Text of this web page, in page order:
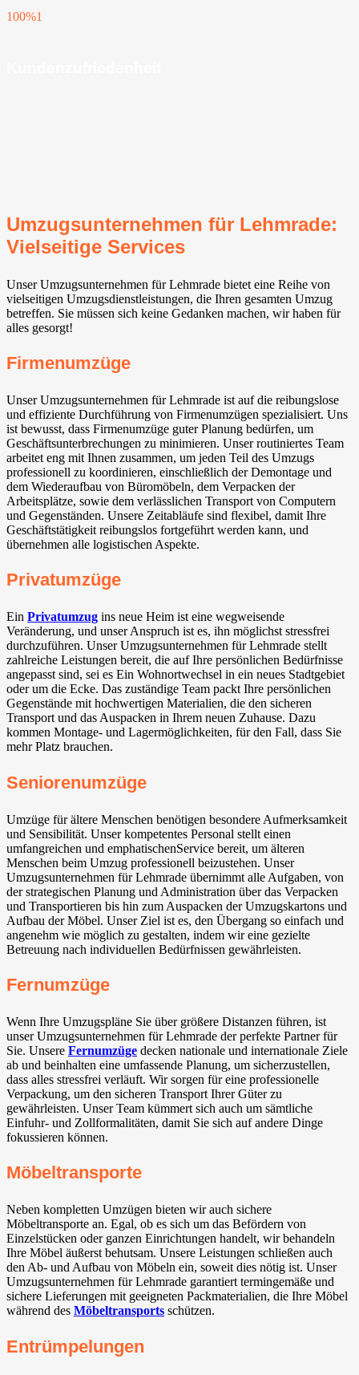
100%1
Umzugsunternehmen für Lehmrade:
Vielseitige Services
Unser Umzugsunternehmen für Lehmrade bietet eine Reihe von
vielseitigen Umzugsdienstleistungen, die Ihren gesamten Umzug
betreffen. Sie müssen sich keine Gedanken machen, wir haben für
alles gesorgt!
Firmenumzüge
Unser Umzugsunternehmen für Lehmrade ist auf die reibungslose
und effiziente Durchführung von Firmenumzügen spezialisiert. Uns
ist bewusst, dass Firmenumzüge guter Planung bedürfen, um
Geschäftsunterbrechungen zu minimieren. Unser routiniertes Team
arbeitet eng mit Ihnen zusammen, um jeden Teil des Umzugs
professionell zu koordinieren, einschließlich der Demontage und
dem Wiederaufbau von Büromöbeln, dem Verpacken der
Arbeitsplätze, sowie dem verlässlichen Transport von Computern
und Gegenständen. Unsere Zeitabläufe sind flexibel, damit Ihre
Geschäftstätigkeit reibungslos fortgeführt werden kann, und
übernehmen alle logistischen Aspekte.
Privatumzüge
Ein Privatumzug ins neue Heim ist eine wegweisende
Veränderung, und unser Anspruch ist es, ihn möglichst stressfrei
durchzuführen. Unser Umzugsunternehmen für Lehmrade stellt
zahlreiche Leistungen bereit, die auf Ihre persönlichen Bedürfnisse
angepasst sind, sei es Ein Wohnortwechsel in ein neues Stadtgebiet
oder um die Ecke. Das zuständige Team packt Ihre persönlichen
Gegenstände mit hochwertigen Materialien, die den sicheren
Transport und das Auspacken in Ihrem neuen Zuhause. Dazu
kommen Montage- und Lagermöglichkeiten, für den Fall, dass Sie
mehr Platz brauchen.
Seniorenumzüge
Umzüge für ältere Menschen benötigen besondere Aufmerksamkeit
und Sensibilität. Unser kompetentes Personal stellt einen
umfangreichen und emphatischenService bereit, um älteren
Menschen beim Umzug professionell beizustehen. Unser
Umzugsunternehmen für Lehmrade übernimmt alle Aufgaben, von
der strategischen Planung und Administration über das Verpacken
und Transportieren bis hin zum Auspacken der Umzugskartons und
Aufbau der Möbel. Unser Ziel ist es, den Übergang so einfach und
angenehm wie möglich zu gestalten, indem wir eine gezielte
Betreuung nach individuellen Bedürfnissen gewährleisten.
Fernumzüge
Wenn Ihre Umzugspläne Sie über größere Distanzen führen, ist
unser Umzugsunternehmen für Lehmrade der perfekte Partner für
Sie. Unsere Fernumzüge decken nationale und internationale Ziele
ab und beinhalten eine umfassende Planung, um sicherzustellen,
dass alles stressfrei verläuft. Wir sorgen für eine professionelle
Verpackung, um den sicheren Transport Ihrer Güter zu
gewährleisten. Unser Team kümmert sich auch um sämtliche
Einfuhr- und Zollformalitäten, damit Sie sich auf andere Dinge
fokussieren können.
Möbeltransporte
Neben kompletten Umzügen bieten wir auch sichere
Möbeltransporte an. Egal, ob es sich um das Befördern von
Einzelstücken oder ganzen Einrichtungen handelt, wir behandeln
Ihre Möbel äußerst behutsam. Unsere Leistungen schließen auch
den Ab- und Aufbau von Möbeln ein, soweit dies nötig ist. Unser
Umzugsunternehmen für Lehmrade garantiert termingemäße und
sichere Lieferungen mit geeigneten Packmaterialien, die Ihre Möbel
während des Möbeltransports schützen.
Entrümpelungen